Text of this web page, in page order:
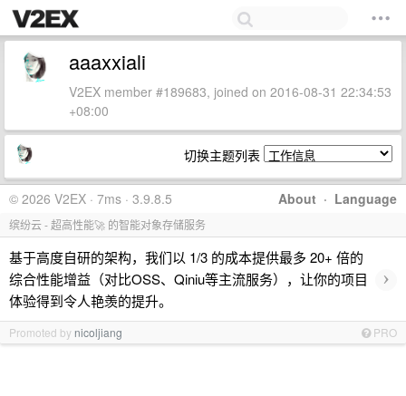
aaaxxiali
V2EX member #189683, joined on 2016-08-31 22:34:53
+08:00
切换主题列表
About · Language
© 2026 V2EX · 7ms · 3.9.8.5
缤纷云 - 超高性能🚀 的智能对象存储服务
基于高度自研的架构，我们以 1/3 的成本提供最多 20+ 倍的
综合性能增益（对比OSS、Qiniu等主流服务），让你的项目
体验得到令人艳羡的提升。
›
Promoted by nicoljiang PRO